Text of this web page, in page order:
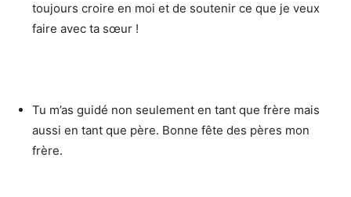
toujours croire en moi et de soutenir ce que je veux
faire avec ta sœur !
Tu m’as guidé non seulement en tant que frère mais
aussi en tant que père. Bonne fête des pères mon
frère.